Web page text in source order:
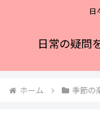
日
日常の疑問
ホーム 季節の